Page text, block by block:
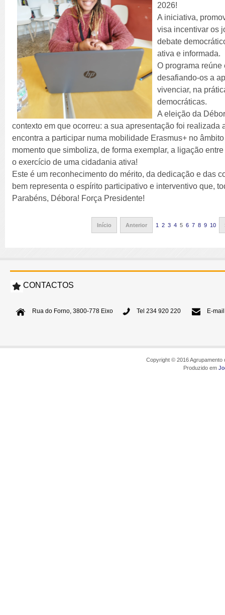
2026!
A iniciativa,
visa incentivar os
debate
ativa e informada.
O programa
desafiando-os a
vivenciar, na
democráticas.
A eleição da
contexto em que ocorreu: a sua apresentação foi
encontra a participar numa mobilidade Erasmus+ no
momento que simboliza, de forma exemplar, a ligação
o exercício de uma cidadania ativa!
Este é um reconhecimento do mérito, da dedicação e das
bem representa o espírito participativo e interventivo que,
Parabéns, Débora! Força Presidente!
Início Anterior 1 2 3 4 5 6 7 8 9 10
CONTACTOS
Rua do Forno, 3800-778 Eixo Tel 234 920 220 E-
Copyright © 2016
Produzido em